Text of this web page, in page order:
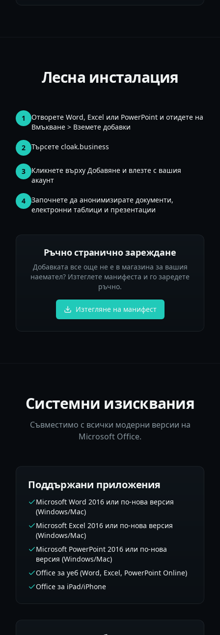
Лесна инсталация
1
Отворете Word, Excel или PowerPoint и отидете на
Вмъкване > Вземете добавки
2 Търсете cloak.business
3
Кликнете върху Добавяне и влезте с вашия
акаунт
4
Започнете да анонимизирате документи,
електронни таблици и презентации
Ръчно странично зареждане
Добавката все още не е в магазина за вашия
наемател? Изтеглете манифеста и го заредете
ръчно.
Изтегляне на манифест
Системни изисквания
Съвместимо с всички модерни версии на
Microsoft Office.
Поддържани приложения
Microsoft Word 2016 или по-нова версия
(Windows/Mac)
Microsoft Excel 2016 или по-нова версия
(Windows/Mac)
Microsoft PowerPoint 2016 или по-нова
версия (Windows/Mac)
Office за уеб (Word, Excel, PowerPoint Online)
Office за iPad/iPhone